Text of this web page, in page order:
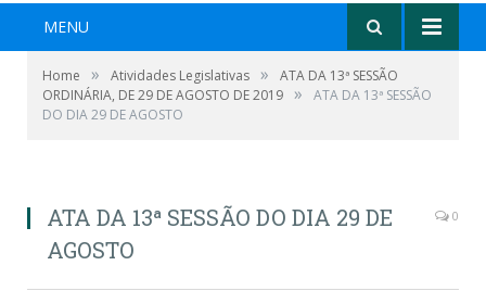
MENU
Home » Atividades Legislativas »
ATA DA 13ª SESSÃO
ORDINÁRIA, DE 29 DE AGOSTO DE 2019 »
ATA DA 13ª SESSÃO
DO DIA 29 DE AGOSTO
ATA DA 13ª SESSÃO DO DIA 29 DE
AGOSTO
0